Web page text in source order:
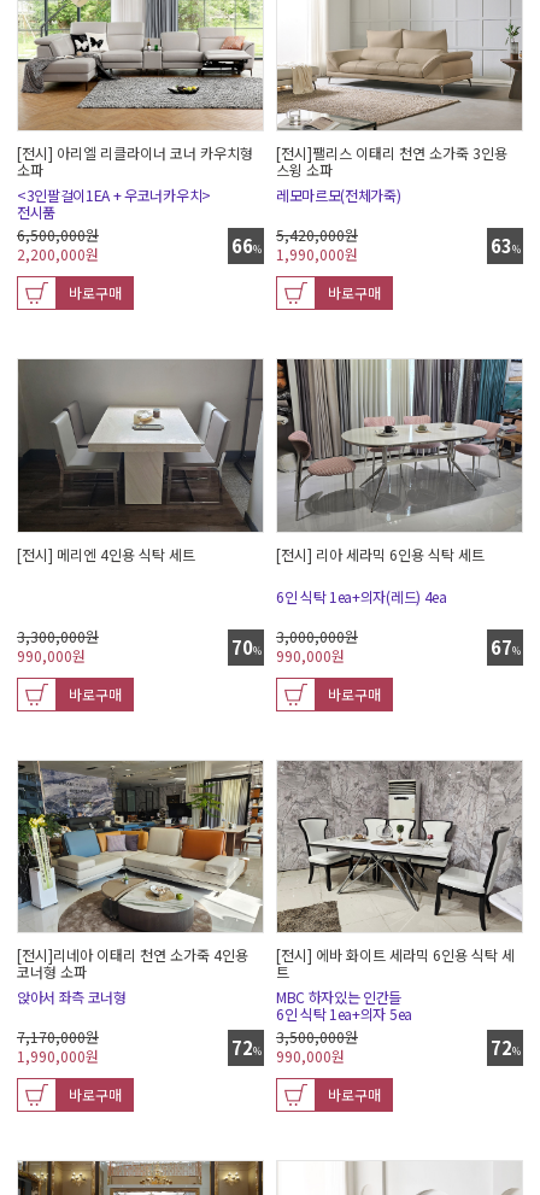
[전시] 아리엘 리클라이너 코너 카우치형
소파
<3인팔걸이1EA + 우코너카우치>
전시품
66%
6,500,000원
2,200,000원
바로구매
[전시]팰리스 이태리 천연 소가죽 3인용
스윙 소파
레모마르모(전체가죽)
63%
5,420,000원
1,990,000원
바로구매
[전시] 메리엔 4인용 식탁 세트
70%
3,300,000원
990,000원
바로구매
[전시] 리아 세라믹 6인용 식탁 세트
6인 식탁 1ea+의자(레드) 4ea
67%
3,000,000원
990,000원
바로구매
[전시]리네아 이태리 천연 소가죽 4인용
코너형 소파
앉아서 좌측 코너형
72%
7,170,000원
1,990,000원
바로구매
[전시] 에바 화이트 세라믹 6인용 식탁 세
트
MBC 하자있는 인간들
6인 식탁 1ea+의자 5ea
72%
3,500,000원
990,000원
바로구매